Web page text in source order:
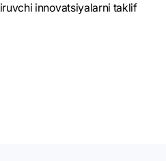
innovatsiyalarni taklif